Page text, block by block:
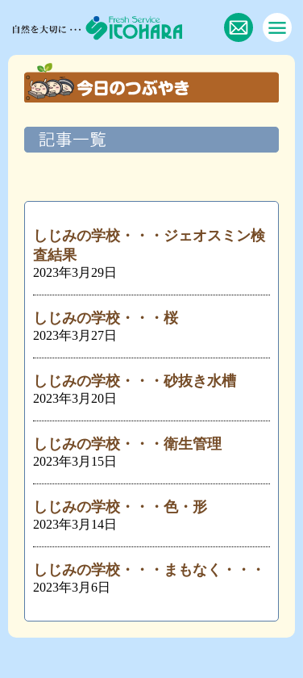
しじみの学校・・・ジェオスミン検
査結果
2023年3月29日
しじみの学校・・・桜
2023年3月27日
しじみの学校・・・砂抜き水槽
2023年3月20日
しじみの学校・・・衛生管理
2023年3月15日
しじみの学校・・・色・形
2023年3月14日
しじみの学校・・・まもなく・・・
2023年3月6日